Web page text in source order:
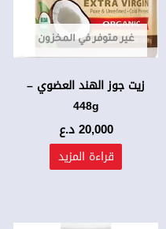
غير متوفر في المخزون
زيت جوز الهند العضوي –
448g
20,000د.ع
قراءة المزيد